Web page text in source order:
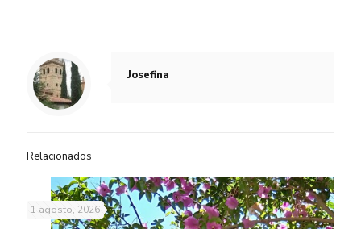
Josefina
Relacionados
1 agosto, 2026